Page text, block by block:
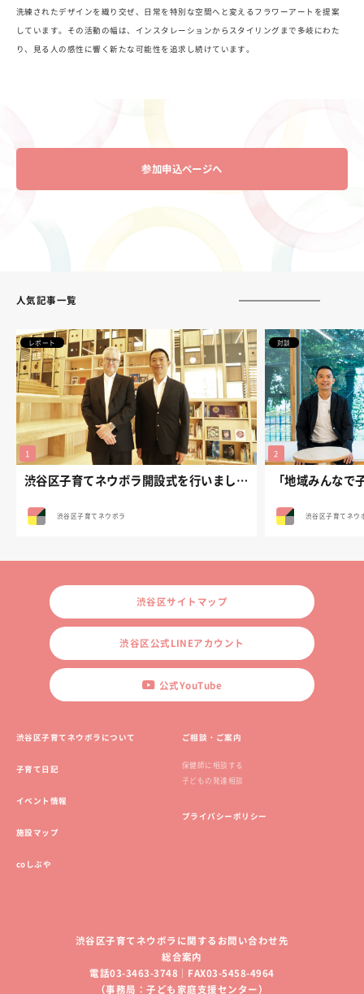
洗練されたデザインを織り交ぜ、日常を特別な空間へと変えるフラワーアートを提案
しています。その活動の幅は、インスタレーションからスタイリングまで多岐にわた
り、見る人の感性に響く新たな可能性を追求し続けています。
参加申込ページへ
人気記事一覧
レポート
渋谷区子育てネウボラ開設式を行いました。
渋谷区子育てネウボラ
対談
渋谷区子育てネウ
渋谷区サイトマップ
渋谷区公式LINEアカウント
公式YouTube
渋谷区子育てネウボラについて
子育て日記
イベント情報
施設マップ
coしぶや
ご相談・ご案内
保健師に相談する
子どもの発達相談
プライバシーポリシー
渋谷区子育てネウボラに関するお問い合わせ先
総合案内
電話03-3463-3748｜FAX03-5458-4964
（事務局：子ども家庭支援センター）